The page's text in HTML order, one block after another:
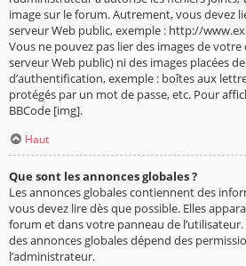
image sur le forum. Autrement, vous devez
serveur Web public, exemple : http://
Vous ne pouvez pas lier des images de votre
serveur Web public) ni des images placées
d’authentification, exemple : boîtes aux
protégés par un mot de passe, etc. Pour
BBCode [img].
Haut
Que sont les annonces globales ?
Les annonces globales contiennent des
vous devez lire dès que possible. Elles
forum et dans votre panneau de
des annonces globales dépend des
l’administrateur.